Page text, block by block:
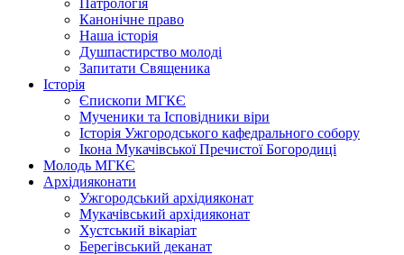
Канонічне право
Наша історія
Душпастирство молоді
Запитати Священика
Історія
Єпископи МГКЄ
Мученики та Ісповідники віри
Історія Ужгородського кафедрального собору
Ікона Мукачівської Пречистої Богородиці
Молодь МГКЄ
Архідияконати
Ужгородський архідияконат
Мукачівський архідияконат
Хустський вікаріат
Берегівський деканат